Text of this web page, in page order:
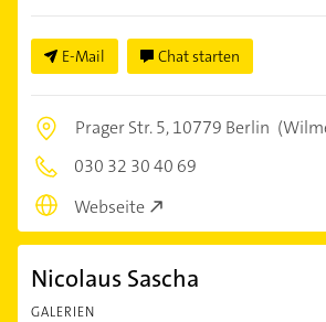
E-Mail Chat starten
Prager Str. 5,10779 Berlin
030 32 30 40 69
Webseite
Nicolaus Sascha
GALERIEN